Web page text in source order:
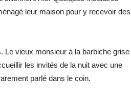
leur maison pour y recevoir des
Le vieux monsieur à la barbiche grise
les invités de la nuit avec une
parlé dans le coin.